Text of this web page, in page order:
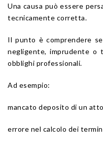
Una causa può essere
tecnicamente corretta.
Il punto è comprendere
negligente, imprudente o
obblighi professionali.
Ad esempio:
mancato deposito di un
errore nel calcolo dei